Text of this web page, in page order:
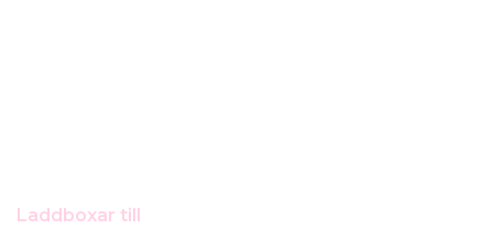
Laddboxar till